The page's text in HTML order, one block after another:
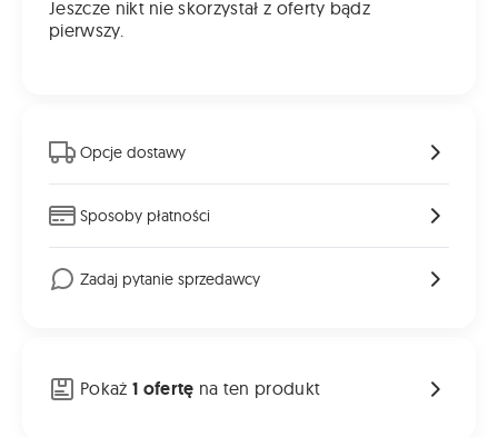
Jeszcze nikt nie skorzystał z oferty bądz
pierwszy.
Opcje dostawy
Sposoby płatności
Zadaj pytanie sprzedawcy
Pokaż 1 ofertę na ten produkt